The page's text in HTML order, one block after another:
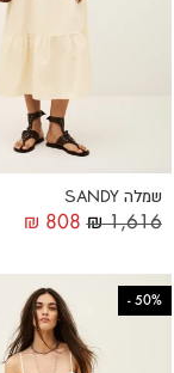
שמלה SANDY
₪1,616
₪ 808
50%
-